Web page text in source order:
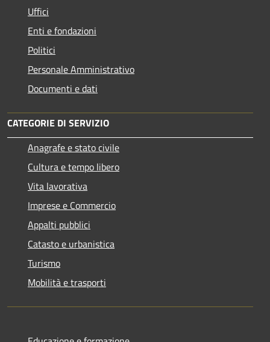
Uffici
Enti e fondazioni
Politici
Personale Amministrativo
Documenti e dati
CATEGORIE DI SERVIZIO
Anagrafe e stato civile
Cultura e tempo libero
Vita lavorativa
Imprese e Commercio
Appalti pubblici
Catasto e urbanistica
Turismo
Mobilità e trasporti